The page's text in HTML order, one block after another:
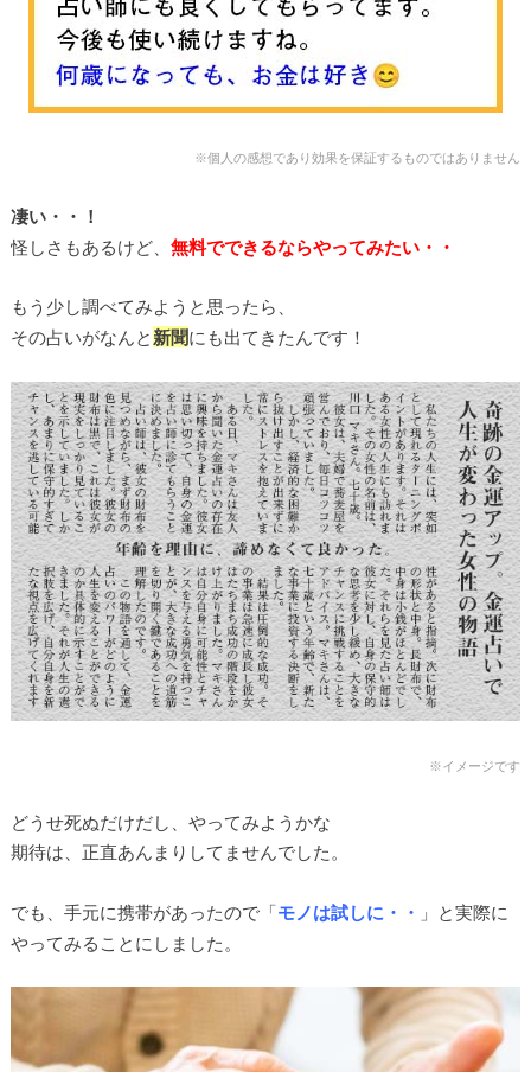
※個人の感想であり効果を保証するものではありません
凄い・・！
怪しさもあるけど、 無料でできるならやってみたい・・
もう少し調べてみようと思ったら、
その占いがなんと 新聞にも出てきたんです！
※イメージです
どうせ死ぬだけだし、やってみようかな
期待は、正直あんまりしてませんでした。
でも、手元に携帯があったので「モノは試しに・・ 」と実際に
やってみることにしました。